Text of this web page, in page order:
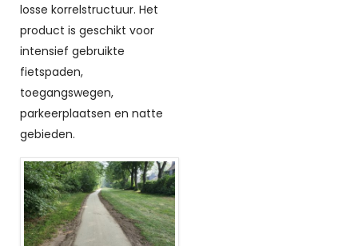
losse korrelstructuur. Het
product is geschikt voor
intensief gebruikte
fietspaden,
toegangswegen,
parkeerplaatsen en natte
gebieden.